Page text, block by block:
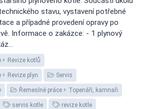
stavu, vystavení potřebné
a případné provedení opravy po
Informace o zakázce: - 1 plynový
Revize kotlů
Revize plyn Servis
Řemeslné práce Topenáři, kamnaři
servis kotle revize kotle